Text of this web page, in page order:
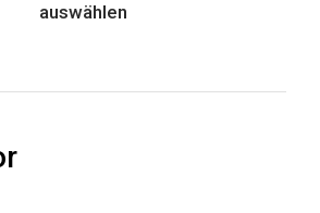
auswählen